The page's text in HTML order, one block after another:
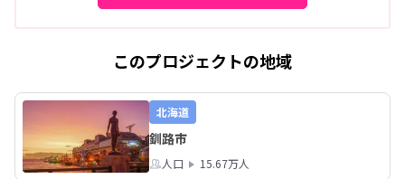
このプロジェクトの地域
北海道
釧路市
人口 15.67万人